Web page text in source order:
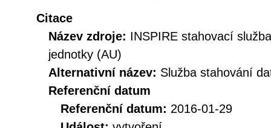
Citace
Název zdroje: INSPIRE stahovací
jednotky (AU)
Alternativní název: Služba stahování
Referenční datum
Referenční datum: 2016-01-29